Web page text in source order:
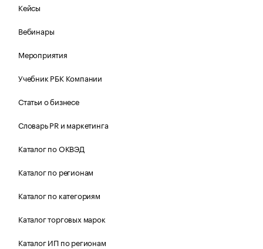
Кейсы
Вебинары
Мероприятия
Учебник РБК Компании
Статьи о бизнесе
Словарь PR и маркетинга
Каталог по ОКВЭД
Каталог по регионам
Каталог по категориям
Каталог торговых марок
Каталог ИП по регионам